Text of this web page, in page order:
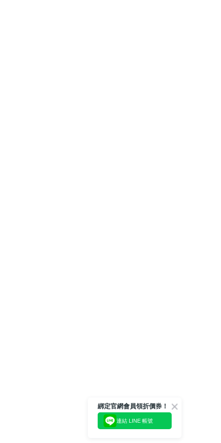
綁定官網會員領折價券！
連結 LINE 帳號